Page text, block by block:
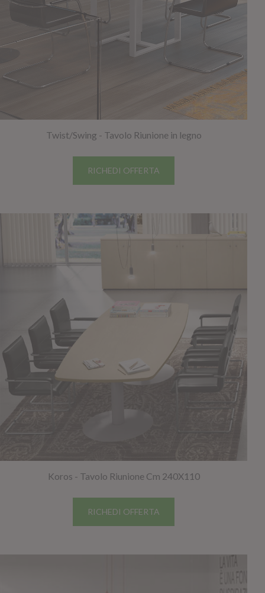
Twist/Swing - Tavolo Riunione in legno
RICHEDI OFFERTA
Koros - Tavolo Riunione Cm 240X110
RICHEDI OFFERTA